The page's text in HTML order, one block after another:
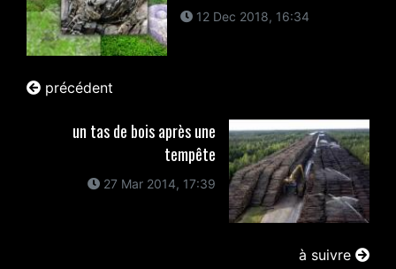
12 Dec 2018, 16:34
précédent
un tas de bois après une
tempête
27 Mar 2014, 17:39
à suivre